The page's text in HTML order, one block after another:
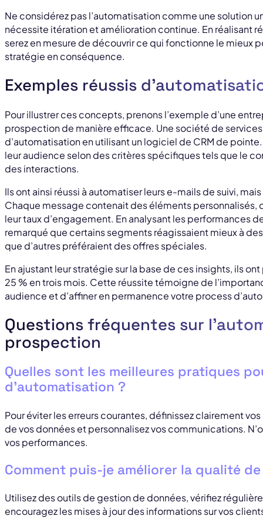
Ne considérez pas l’automatisation comme une solution
nécessite itération et amélioration continue. En réalisant
serez en mesure de découvrir ce qui fonctionne le mieux
stratégie en conséquence.
Exemples réussis
Pour illustrer ces concepts, prenons l’exemple d’une
prospection de manière efficace. Une société de
d’automatisation en utilisant un logiciel de CRM de
leur audience selon des critères spécifiques tels que le
des interactions.
Ils ont ainsi réussi à automatiser leurs e-mails de suivi,
Chaque message contenait des éléments
leur taux d’engagement. En analysant les performances
remarqué que certains segments réagissaient mieux à
que d’autres préféraient des offres spéciales.
En ajustant leur stratégie sur la base de ces insights, ils
25 % en trois mois. Cette réussite témoigne de
audience et d’affiner en permanence votre process
Questions fréquentes sur
prospection
Quelles sont les meilleures pratiques
d’automatisation ?
Pour éviter les erreurs courantes, définissez clairement
de vos données et personnalisez vos communications.
vos performances.
Comment puis-je améliorer la qualité
Utilisez des outils de gestion de données, vérifiez
encouragez les mises à jour des informations sur vos